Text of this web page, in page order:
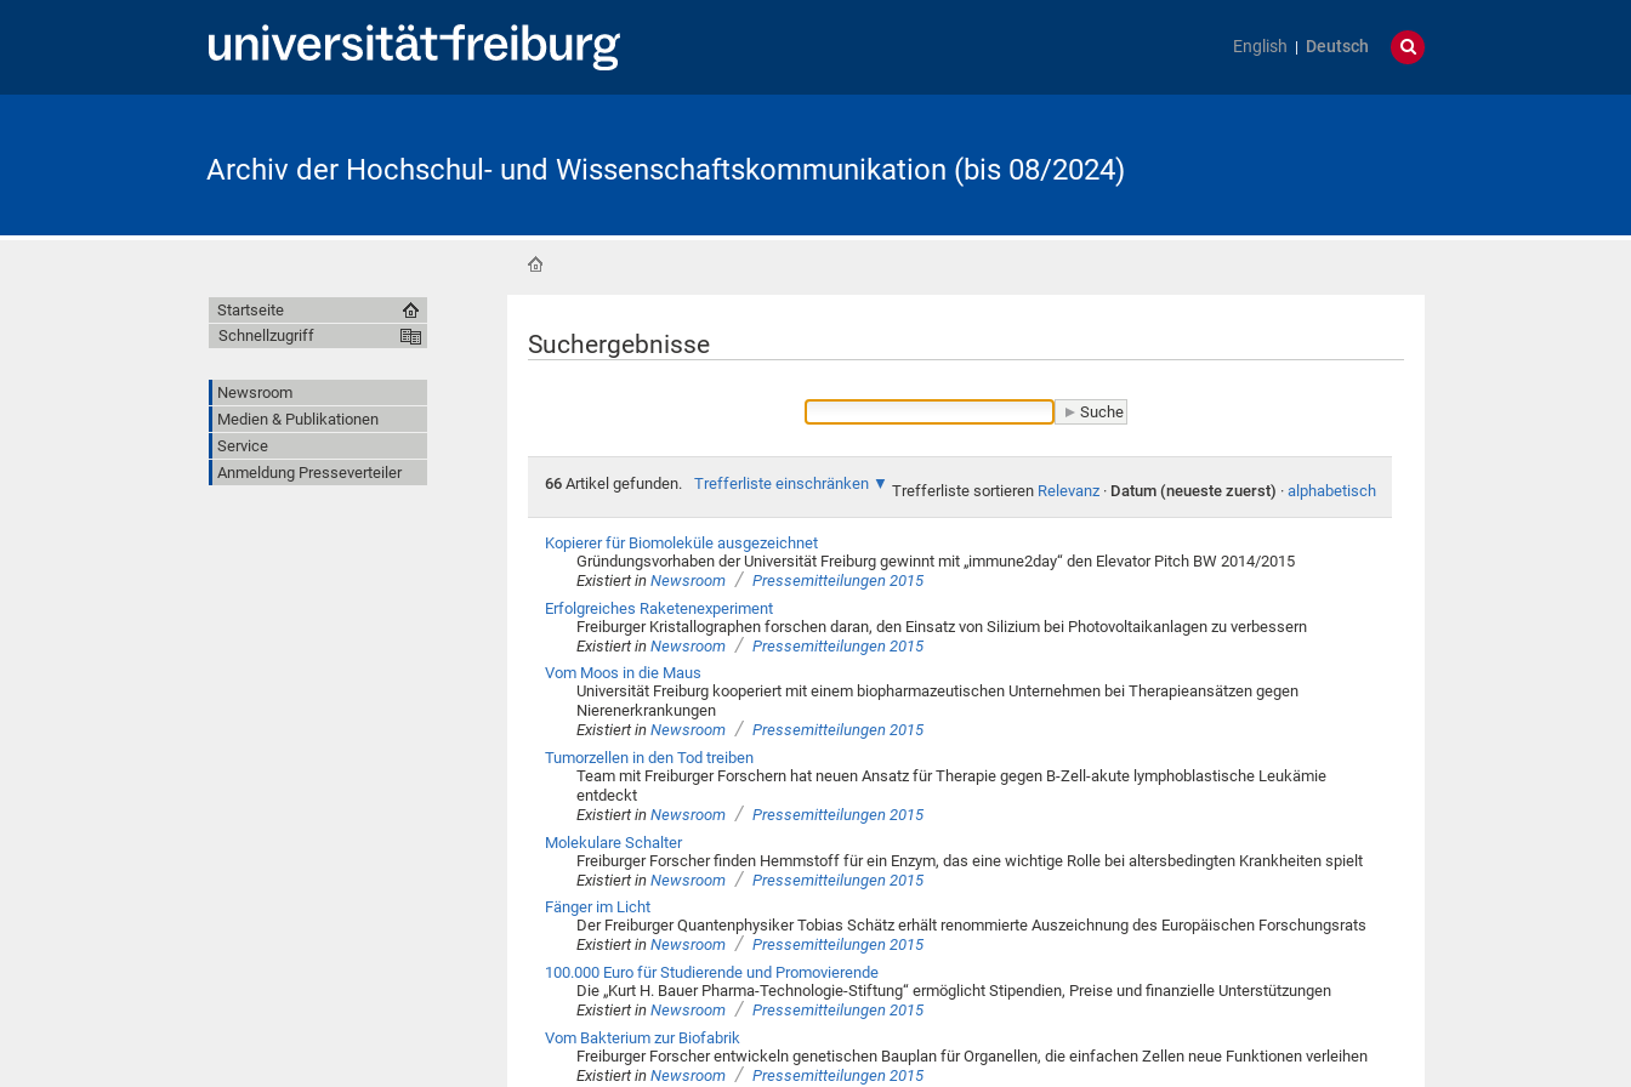
English Deutsch
Archiv der Hochschul- und Wissenschaftskommunikation (bis 08/2024)
Suchergebnisse
66Artikel gefunden. Trefferliste einschränken Trefferliste sortieren Relevanz · Datum (neueste zuerst) · alphabetisch
Kopierer für Biomoleküle ausgezeichnet
Gründungsvorhaben der Universität Freiburg gewinnt mit „immune2day“ den Elevator Pitch BW 2014/2015
Existiert in Newsroom / Pressemitteilungen 2015
Erfolgreiches Raketenexperiment
Freiburger Kristallographen forschen daran, den Einsatz von Silizium bei Photovoltaikanlagen zu verbessern
Existiert in Newsroom / Pressemitteilungen 2015
Vom Moos in die Maus
Universität Freiburg kooperiert mit einem biopharmazeutischen Unternehmen bei Therapieansätzen gegen
Nierenerkrankungen
Existiert in Newsroom / Pressemitteilungen 2015
Tumorzellen in den Tod treiben
Team mit Freiburger Forschern hat neuen Ansatz für Therapie gegen B-Zell-akute lymphoblastische Leukämie
entdeckt
Existiert in Newsroom / Pressemitteilungen 2015
Molekulare Schalter
Freiburger Forscher finden Hemmstoff für ein Enzym, das eine wichtige Rolle bei altersbedingten Krankheiten spielt
Existiert in Newsroom / Pressemitteilungen 2015
Fänger im Licht
Der Freiburger Quantenphysiker Tobias Schätz erhält renommierte Auszeichnung des Europäischen Forschungsrats
Existiert in Newsroom / Pressemitteilungen 2015
100.000 Euro für Studierende und Promovierende
Die „Kurt H. Bauer Pharma-Technologie-Stiftung“ ermöglicht Stipendien, Preise und finanzielle Unterstützungen
Existiert in Newsroom / Pressemitteilungen 2015
Vom Bakterium zur Biofabrik
Freiburger Forscher entwickeln genetischen Bauplan für Organellen, die einfachen Zellen neue Funktionen verleihen
Existiert in Newsroom / Pressemitteilungen 2015
Startseite
Schnellzugriff
Newsroom
Medien & Publikationen
Service
Anmeldung Presseverteiler